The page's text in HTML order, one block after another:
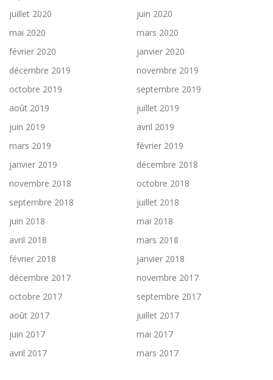
juillet 2020
juin 2020
mai 2020
mars 2020
février 2020
janvier 2020
décembre 2019
novembre 2019
octobre 2019
septembre 2019
août 2019
juillet 2019
juin 2019
avril 2019
mars 2019
février 2019
janvier 2019
décembre 2018
novembre 2018
octobre 2018
septembre 2018
juillet 2018
juin 2018
mai 2018
avril 2018
mars 2018
février 2018
janvier 2018
décembre 2017
novembre 2017
octobre 2017
septembre 2017
août 2017
juillet 2017
juin 2017
mai 2017
avril 2017
mars 2017